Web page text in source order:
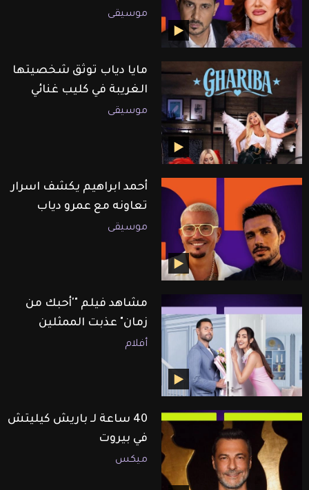
موسيقى
مايا دياب توثق شخصيتها
الغريبة في كليب غنائي
موسيقى
أحمد ابراهيم يكشف اسرار
تعاونه مع عمرو دياب
موسيقى
مشاهد فيلم "'أحبك من
زمان" عذبت الممثلين
أفلام
40 ساعة لـ باريش كيليتش
في بيروت
ميكس